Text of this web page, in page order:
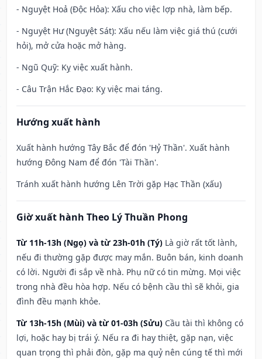
- Nguyệt Hoả (Độc Hỏa): Xấu cho việc lợp nhà, làm bếp.
- Nguyệt Hư (Nguyệt Sát): Xấu nếu làm việc giá thú (cưới
hỏi), mở cửa hoặc mở hàng.
- Ngũ Quỹ: Kỵ việc xuất hành.
- Câu Trận Hắc Đạo: Kỵ việc mai táng.
Hướng xuất hành
Xuất hành hướng Tây Bắc để đón 'Hỷ Thần'. Xuất hành
hướng Đông Nam để đón 'Tài Thần'.
Tránh xuất hành hướng Lên Trời gặp Hạc Thần (xấu)
Giờ xuất hành Theo Lý Thuần Phong
Từ 11h-13h (Ngọ) và từ 23h-01h (Tý) Là giờ rất tốt lành,
nếu đi thường gặp được may mắn. Buôn bán, kinh doanh
có lời. Người đi sắp về nhà. Phụ nữ có tin mừng. Mọi việc
trong nhà đều hòa hợp. Nếu có bệnh cầu thì sẽ khỏi, gia
đình đều mạnh khỏe.
Từ 13h-15h (Mùi) và từ 01-03h (Sửu) Cầu tài thì không có
lợi, hoặc hay bị trái ý. Nếu ra đi hay thiệt, gặp nạn, việc
quan trọng thì phải đòn, gặp ma quỷ nên cúng tế thì mới